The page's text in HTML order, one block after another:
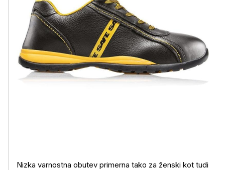
Nizka varnostna obutev primerna tako za ženski kot tudi